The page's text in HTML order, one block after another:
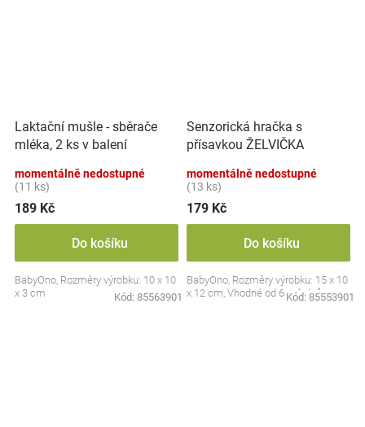
Laktační mušle - sběrače
mléka, 2 ks v balení
momentálně nedostupné
(11 ks)
189 Kč
Do košíku
BabyOno, Rozměry výrobku: 10 x 10
x 3 cm
Kód: 85563901
Senzorická hračka s
přísavkou ŽELVIČKA
momentálně nedostupné
(13 ks)
179 Kč
Do košíku
BabyOno, Rozměry výrobku: 15 x 10
x 12 cm, Vhodné od 6 měsíců
Kód: 85553901